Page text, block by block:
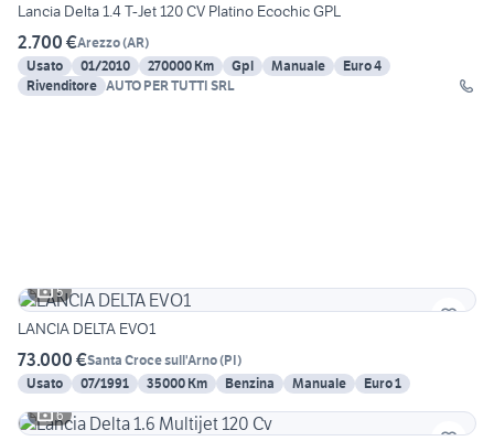
Lancia Delta 1.4 T-Jet 120 CV Platino Ecochic GPL
2.700 €Arezzo(AR)
Usato
01/2010 270000 Km Gpl Manuale
Euro 4
Rivenditore AUTO PER TUTTI SRL
5
LANCIA DELTA EVO1
73.000 €Santa Croce sull'Arno(PI)
Usato
07/1991 35000 Km Benzina Manuale
Euro 1
6